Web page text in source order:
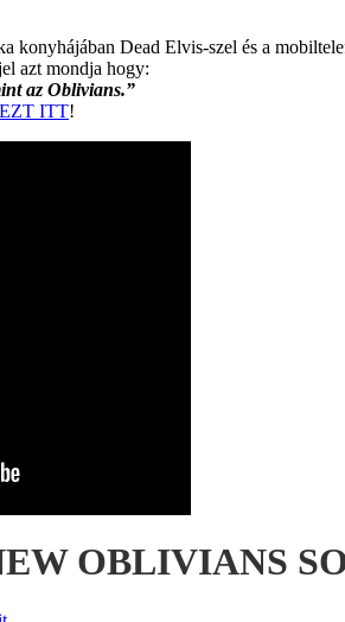
konyhájában Dead Elvis-szel és a
azt mondja hogy:
az Oblivians.”
EZT ITT!
OBLIVIANS